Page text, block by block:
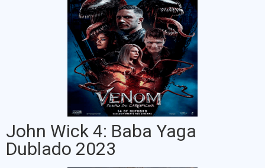
John Wick 4: Baba Yaga
Dublado 2023